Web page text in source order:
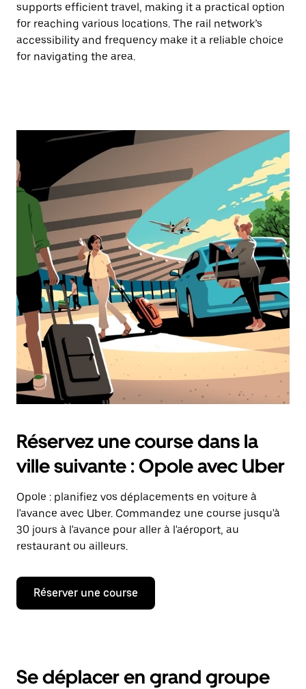
supports efficient travel, making it a practical option
for reaching various locations. The rail network’s
accessibility and frequency make it a reliable choice
for navigating the area.
Réservez une course dans la
ville suivante : Opole avec Uber
Opole : planifiez vos déplacements en voiture à
l'avance avec Uber. Commandez une course jusqu'à
30 jours à l'avance pour aller à l'aéroport, au
restaurant ou ailleurs.
Réserver une course
Se déplacer en grand groupe